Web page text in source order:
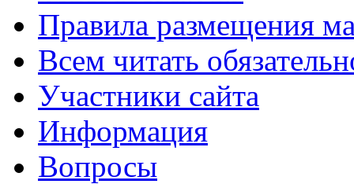
Правила размещения
Всем читать
Участники сайта
Информация
Вопросы